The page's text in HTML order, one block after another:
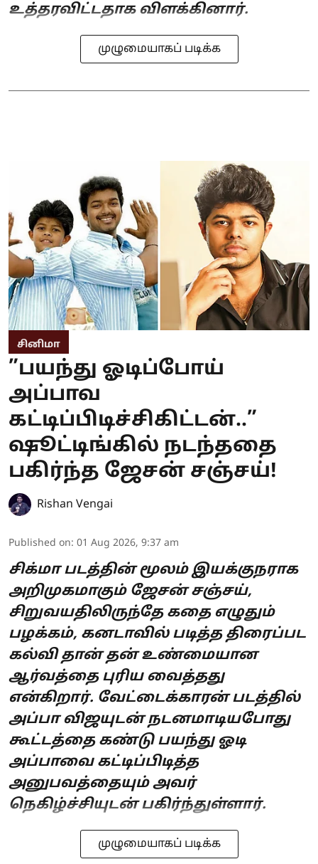
உத்தரவிட்டதாக விளக்கினார்.
முழுமையாகப் படிக்க
சினிமா
”பயந்து ஓடிப்போய்
அப்பாவ
கட்டிப்பிடிச்சிகிட்டன்..”
ஷூட்டிங்கில் நடந்ததை
பகிர்ந்த ஜேசன் சஞ்சய்!
Rishan Vengai
Published on: 01 Aug 2026, 9:37 am
சிக்மா படத்தின் மூலம் இயக்குநராக
அறிமுகமாகும் ஜேசன் சஞ்சய்,
சிறுவயதிலிருந்தே கதை எழுதும்
பழக்கம், கனடாவில் படித்த திரைப்பட
கல்வி தான் தன் உண்மையான
ஆர்வத்தை புரிய வைத்தது
என்கிறார். வேட்டைக்காரன் படத்தில்
அப்பா விஜயுடன் நடனமாடியபோது
கூட்டத்தை கண்டு பயந்து ஓடி
அப்பாவை கட்டிப்பிடித்த
அனுபவத்தையும் அவர்
நெகிழ்ச்சியுடன் பகிர்ந்துள்ளார்.
முழுமையாகப் படிக்க